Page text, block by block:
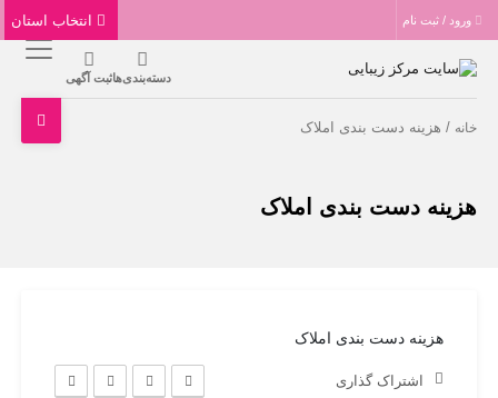
ورود / ثبت نام
دسته‌بندی‌هاثبت آگهی
خانه / هزینه دست بندی املاک
هزینه دست بندی املاک
هزینه دست بندی املاک
اشتراک گذاری